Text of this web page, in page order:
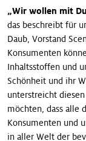
„Wir wollen mit
das beschreibt für
Daub, Vorstand
Konsumenten
Inhaltsstoffen und
Schönheit und ihr
unterstreicht
möchten, dass alle
Konsumenten und
in aller Welt der